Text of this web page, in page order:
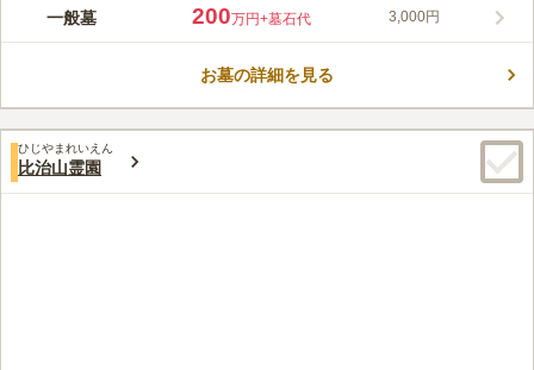
広島市内の中心に位置する寺院墓地です。 賑やかな環境にあ
り、お墓参りの後でも立ち寄ることができます。 鯉城通りとも
口コミ評価
この霊園はまだ誰からも評価されていません。
一般墓 200万円+墓石代 3,000円
お墓の詳細を見る
ひじやまれいえん
比治山霊園